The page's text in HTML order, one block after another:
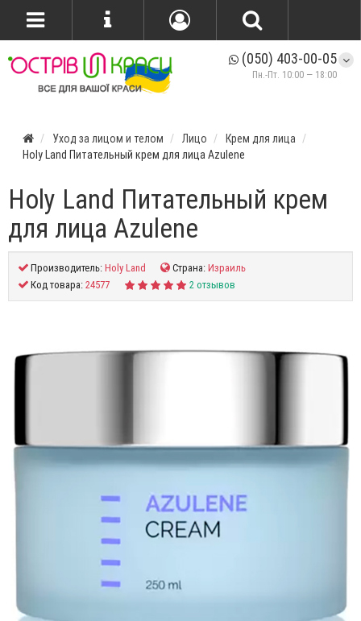
(050) 403-00-05
Пн.-Пт. 10:00 — 18:00
Уход за лицом и телом Лицо
Крем для лица
Holy Land Питательный крем для лица Azulene
Holy Land Питательный крем
для лица Azulene
Производитель:Holy Land Страна:Израиль
Код товара:24577 2 отзывов